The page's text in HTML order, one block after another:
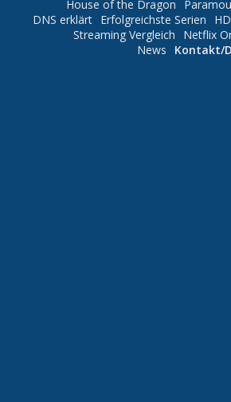
House of the Dragon
Erfolgreichste Serien
DNS erklärt
Netflix
Streaming Vergleich
Kontakt/
News